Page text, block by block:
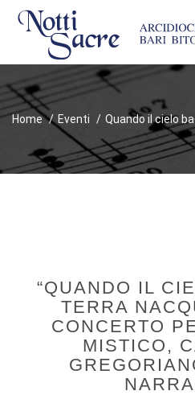
Home Eventi Quando il cielo
“QUANDO IL
TERRA
CONCERTO
MISTICO,